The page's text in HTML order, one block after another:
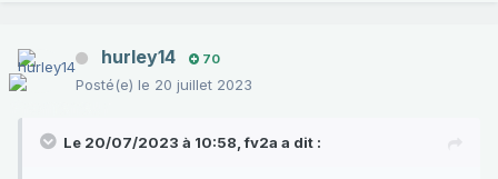
hurley14 70
Posté(e) le 20 juillet 2023
Le 20/07/2023 à 10:58,fv2a a dit :